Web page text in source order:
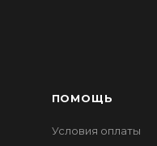
ПОМОЩЬ
Условия оплаты